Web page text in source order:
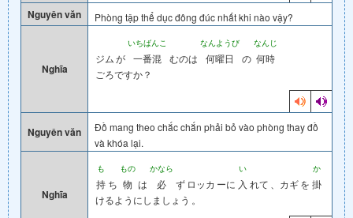
Nguyên văn Phòng tập thể dục đông đúc nhất khi nào vậy?
Nghĩa
ジムが
いちばんこ
一番混 むのは
なんようび
何曜日 の
なんじ
何時
ごろですか？
Nguyên văn
Đồ mang theo chắc chắn phải bỏ vào phòng thay đồ
và khóa lại.
Nghĩa
も
持 ち
もの
物 は
かなら
必 ず ロッカ ーに
い
入 れて 、カギを
か
掛
けるようにしましょう 。